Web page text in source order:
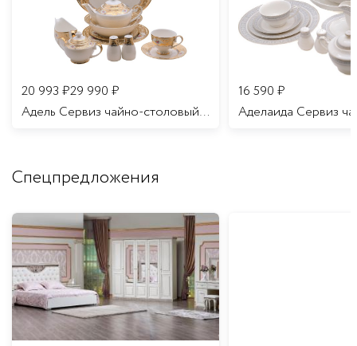
20 993 ₽29 990 ₽
Адель Сервиз чайно-столовый 12 персон 70 предметов/1
16 590 ₽
Спецпредложения